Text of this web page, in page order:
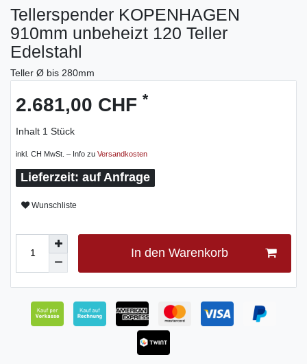
Tellerspender KOPENHAGEN
910mm unbeheizt 120 Teller
Edelstahl
Teller Ø bis 280mm
2.681,00 CHF *
Inhalt 1 Stück
inkl. CH MwSt. – Info zu Versandkosten
auf Anfrage
Wunschliste
In den Warenkorb